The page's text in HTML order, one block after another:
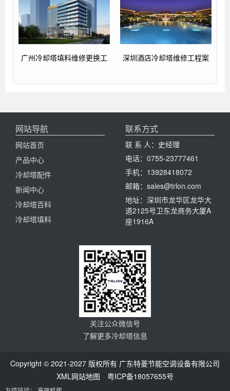
广州冷却塔填料维修更换工 深圳酒店冷却塔维修工程案
网站导航
网站首页
产品中心
冷却塔配件
新闻中心
冷却塔百科
冷却塔填料
联系方式
联 系 人：史经理
电话：0755-23777461
手机：13928418072
邮箱：sales@trlon.com
地址：深圳市龙华区龙华大
道2125号卫东龙商务大厦A
座1916A
关注公众微信号
了解更多冷却塔信息
Copyright © 2021-2027 版权所有 广东特菱节能空调设备有限公司
XML网站地图
粤ICP备18057655号